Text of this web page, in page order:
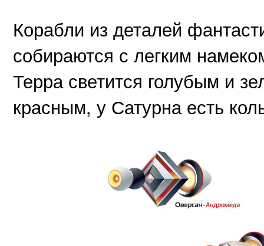
Корабли из деталей
собираются с легким
Терра светится голубым и
красным, у Сатурна есть